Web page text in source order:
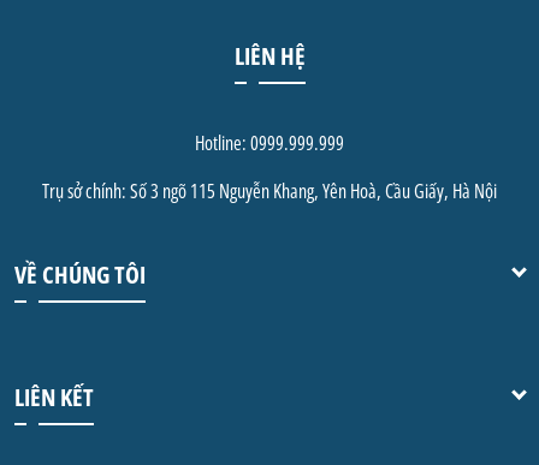
VỀ CHÚNG TÔI
LIÊN KẾT
LIÊN HỆ
Hotline: 0999.999.999
Trụ sở chính: Số 3 ngõ 115 Nguyễn Khang, Yên Hoà, Cầu Giấy, Hà Nội